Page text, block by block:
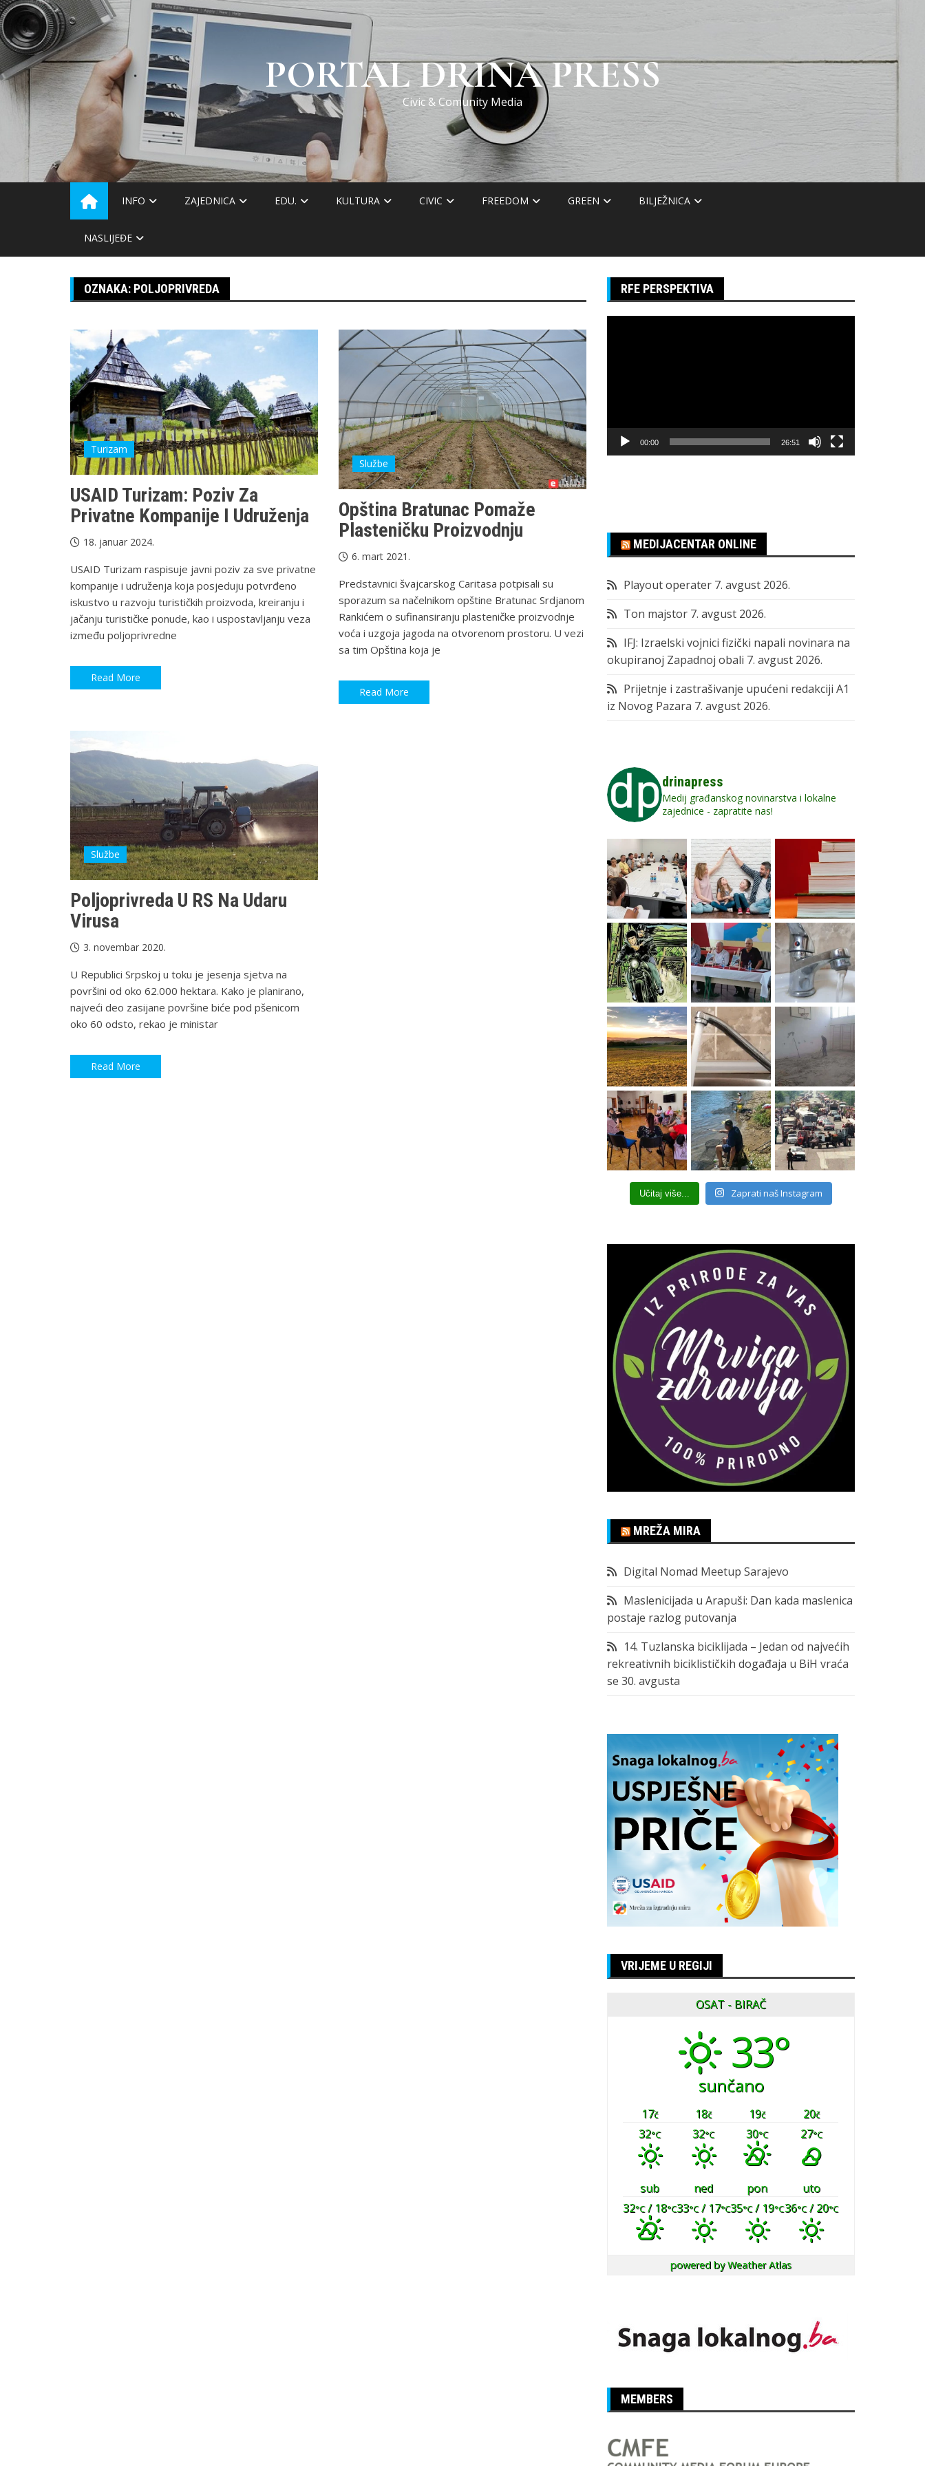
Skip
to
content
PORTAL DRINA PRESS
Civic & Comunity Media
INFO ZAJEDNICA EDU. KULTURA CIVIC FREEDOM GREEN BILJEŽNICA
NASLIJEĐE
OZNAKA: POLJOPRIVREDA
Turizam
USAID Turizam: Poziv Za
Privatne Kompanije I Udruženja
18. januar 2024.
USAID Turizam raspisuje javni poziv za sve privatne
kompanije i udruženja koja posjeduju potvrđeno
iskustvo u razvoju turističkih proizvoda, kreiranju i
jačanju turističke ponude, kao i uspostavljanju veza
između poljoprivredne
Read More
Službe
Opština Bratunac Pomaže
Plasteničku Proizvodnju
6. mart 2021.
Predstavnici švajcarskog Caritasa potpisali su
sporazum sa načelnikom opštine Bratunac Srdjanom
Rankićem o sufinansiranju plasteničke proizvodnje
voća i uzgoja jagoda na otvorenom prostoru. U vezi
sa tim Opština koja je
Read More
Službe
Poljoprivreda U RS Na Udaru
Virusa
3. novembar 2020.
U Republici Srpskoj u toku je jesenja sjetva na
površini od oko 62.000 hektara. Kako je planirano,
najveći deo zasijane površine biće pod pšenicom
oko 60 odsto, rekao je ministar
Read More
RFE PERSPEKTIVA
00:00 26:51
MEDIJACENTAR ONLINE
Playout operater 7. avgust 2026.
Ton majstor 7. avgust 2026.
IFJ: Izraelski vojnici fizički napali novinara na
okupiranoj Zapadnoj obali 7. avgust 2026.
Prijetnje i zastrašivanje upućeni redakciji A1
iz Novog Pazara 7. avgust 2026.
drinapress
Medij građanskog novinarstva i lokalne
zajednice - zapratite nas!
Učitaj više... Zaprati naš Instagram
MREŽA MIRA
Digital Nomad Meetup Sarajevo
Maslenicijada u Arapuši: Dan kada maslenica
postaje razlog putovanja
14. Tuzlanska biciklijada – Jedan od najvećih
rekreativnih biciklističkih događaja u BiH vraća
se 30. avgusta
VRIJEME U REGIJI
OSAT - BIRAČ
33°
sunčano
17č 18č 19č 20č
32°C 32°C 30°C 27°C
sub ned pon
uto
32°C/ 18°C33°C/ 17°C35°C/ 19°C36°C/ 20°C
powered byWeather Atlas
MEMBERS